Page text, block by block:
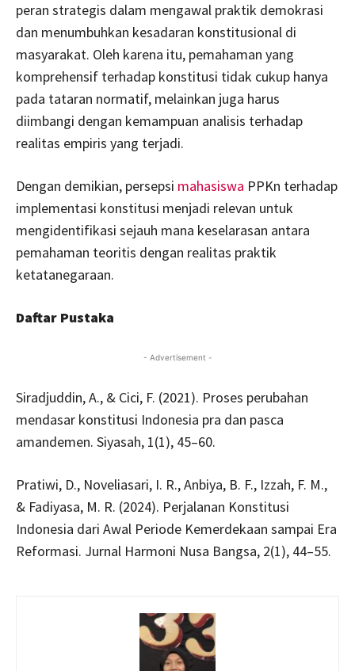
peran strategis dalam mengawal praktik demokrasi
dan menumbuhkan kesadaran konstitusional di
masyarakat. Oleh karena itu, pemahaman yang
komprehensif terhadap konstitusi tidak cukup hanya
pada tataran normatif, melainkan juga harus
diimbangi dengan kemampuan analisis terhadap
realitas empiris yang terjadi.
Dengan demikian, persepsi mahasiswa PPKn terhadap
implementasi konstitusi menjadi relevan untuk
mengidentifikasi sejauh mana keselarasan antara
pemahaman teoritis dengan realitas praktik
ketatanegaraan.
Daftar Pustaka
- Advertisement -
Siradjuddin, A., & Cici, F. (2021). Proses perubahan
mendasar konstitusi Indonesia pra dan pasca
amandemen. Siyasah, 1(1), 45–60.
Pratiwi, D., Noveliasari, I. R., Anbiya, B. F., Izzah, F. M.,
& Fadiyasa, M. R. (2024). Perjalanan Konstitusi
Indonesia dari Awal Periode Kemerdekaan sampai Era
Reformasi. Jurnal Harmoni Nusa Bangsa, 2(1), 44–55.